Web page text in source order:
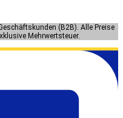
(B2B). Alle Preise
Mehrwertsteuer.